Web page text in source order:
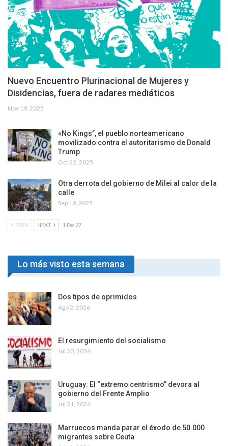
Nuevo Encuentro Plurinacional de Mujeres y
Disidencias, fuera de radares mediáticos
Nov 19, 2025
«No Kings”, el pueblo norteamericano
movilizado contra el autoritarismo de Donald
Trump
Oct 22, 2025
Otra derrota del gobierno de Milei al calor de la
calle
Sep 19, 2025
PREV NEXT 1 De 27
Lo más visto esta semana
Dos tipos de oprimidos
Ago 2, 2026
El resurgimiento del socialismo
Jul 30, 2026
Uruguay: El “extremo centrismo” devora al
gobierno del Frente Amplio
Jul 31, 2026
Marruecos manda parar el éxodo de 50.000
migrantes sobre Ceuta